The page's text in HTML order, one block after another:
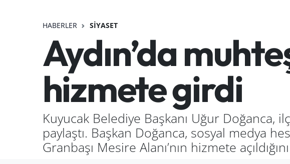
HABERLER SIYASET
Aydın’da
hizmete girdi
Kuyucak Belediye Başkanı Uğur Doğanca,
paylaştı. Başkan Doğanca, sosyal medya
Granbaşı Mesire Alanı’nın hizmete